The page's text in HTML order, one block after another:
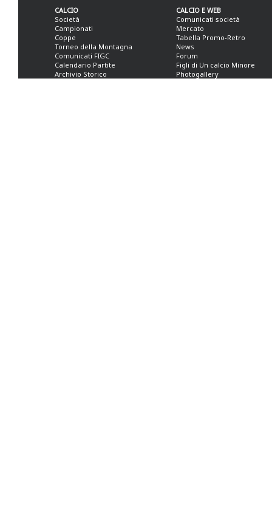
CALCIO
Società
Campionati
Coppe
Torneo della Montagna
Comunicati FIGC
Calendario Partite
Archivio Storico
CALCIO E WEB
Comunicati società
Mercato
Tabella Promo-Retro
News
Forum
Figli di Un calcio Minore
Photogallery